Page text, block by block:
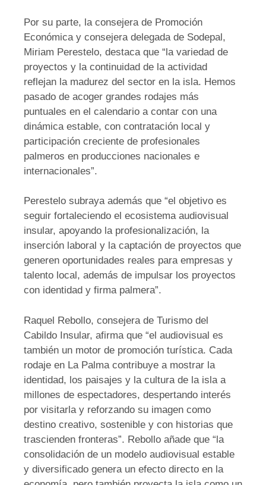
Por su parte, la consejera de Promoción
Económica y consejera delegada de Sodepal,
Miriam Perestelo, destaca que “la variedad de
proyectos y la continuidad de la actividad
reflejan la madurez del sector en la isla. Hemos
pasado de acoger grandes rodajes más
puntuales en el calendario a contar con una
dinámica estable, con contratación local y
participación creciente de profesionales
palmeros en producciones nacionales e
internacionales”.
Perestelo subraya además que “el objetivo es
seguir fortaleciendo el ecosistema audiovisual
insular, apoyando la profesionalización, la
inserción laboral y la captación de proyectos que
generen oportunidades reales para empresas y
talento local, además de impulsar los proyectos
con identidad y firma palmera”.
Raquel Rebollo, consejera de Turismo del
Cabildo Insular, afirma que “el audiovisual es
también un motor de promoción turística. Cada
rodaje en La Palma contribuye a mostrar la
identidad, los paisajes y la cultura de la isla a
millones de espectadores, despertando interés
por visitarla y reforzando su imagen como
destino creativo, sostenible y con historias que
trascienden fronteras”. Rebollo añade que “la
consolidación de un modelo audiovisual estable
y diversificado genera un efecto directo en la